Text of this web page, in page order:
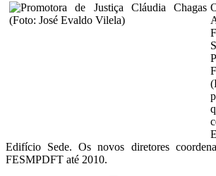
Edifício Sede. Os novos diretores
FESMPDFT até 2010.